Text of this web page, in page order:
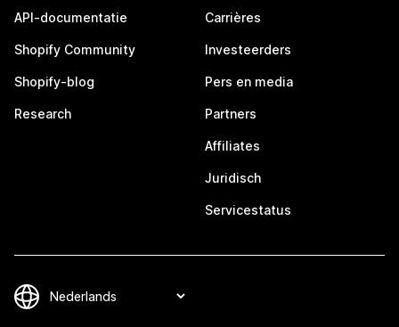
API-documentatie
Shopify Community
Shopify-blog
Research
Carrières
Investeerders
Pers en media
Partners
Affiliates
Juridisch
Servicestatus